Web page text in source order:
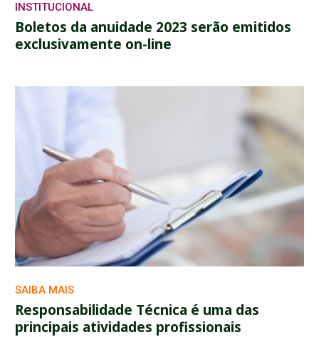
INSTITUCIONAL
Boletos da anuidade 2023 serão emitidos
exclusivamente on-line
SAIBA MAIS
Responsabilidade Técnica é uma das
principais atividades profissionais